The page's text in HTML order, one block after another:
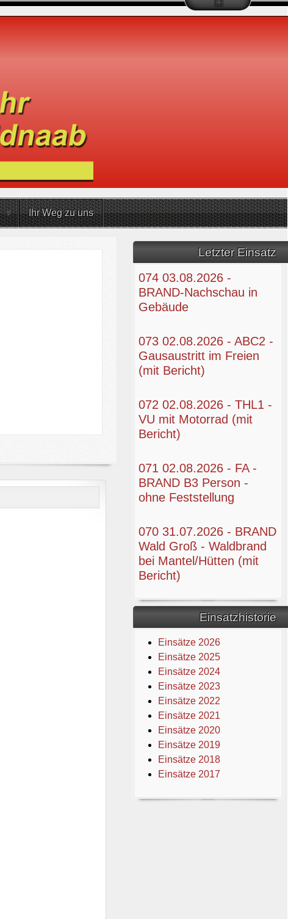
Ihr Weg zu uns
Letzter Einsatz
074 03.08.2026 -
BRAND-Nachschau in
Gebäude
073 02.08.2026 - ABC2 -
Gausaustritt im Freien
(mit Bericht)
072 02.08.2026 - THL1 -
VU mit Motorrad (mit
Bericht)
071 02.08.2026 - FA -
BRAND B3 Person -
ohne Feststellung
070 31.07.2026 - BRAND
Wald Groß - Waldbrand
bei Mantel/Hütten (mit
Bericht)
Einsatzhistorie
Einsätze 2026
Einsätze 2025
Einsätze 2024
Einsätze 2023
Einsätze 2022
Einsätze 2021
Einsätze 2020
Einsätze 2019
Einsätze 2018
Einsätze 2017